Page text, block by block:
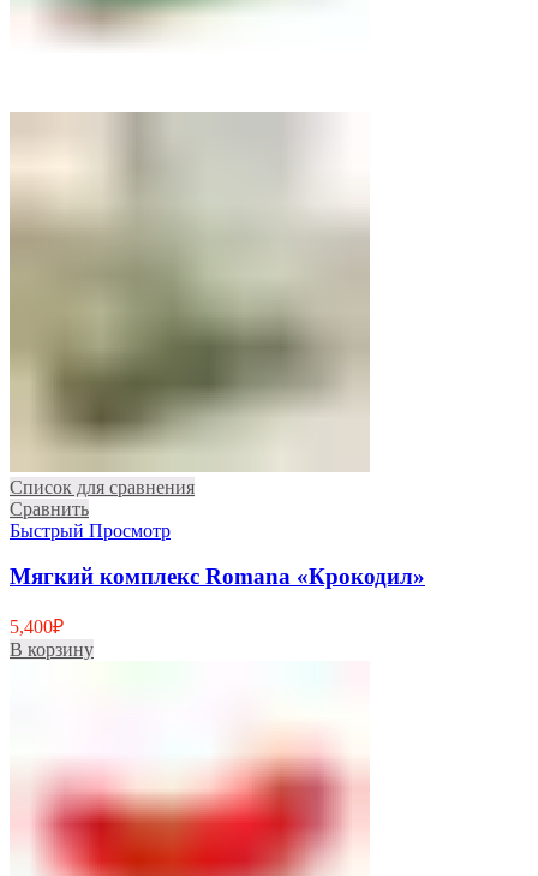
Список для сравнения
Сравнить
Быстрый Просмотр
Мягкий комплекс Romana «Крокодил»
5,400₽
В корзину